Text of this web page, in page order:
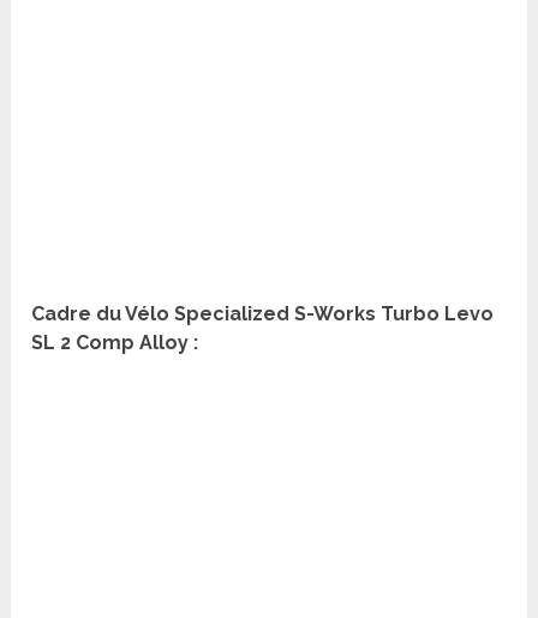
Cadre du Vélo Specialized S-Works Turbo Levo
SL 2 Comp Alloy :